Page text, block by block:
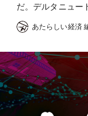
だ。デルタニュー